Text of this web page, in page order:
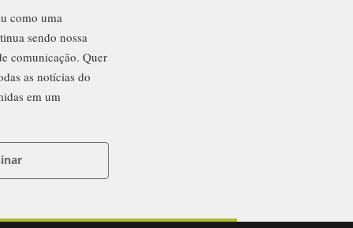
como uma
sendo nossa
comunicação. Quer
as notícias do
em um